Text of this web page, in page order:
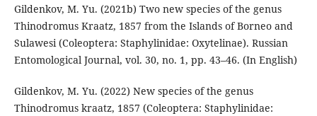
Gildenkov, M. Yu. (2021b) Two new species of the genus
Thinodromus Kraatz, 1857 from the Islands of Borneo and
Sulawesi (Coleoptera: Staphylinidae: Oxytelinae). Russian
Entomological Journal, vol. 30, no. 1, pp. 43–46. (In English)
Gildenkov, M. Yu. (2022) New species of the genus
Thinodromus kraatz, 1857 (Coleoptera: Staphylinidae: